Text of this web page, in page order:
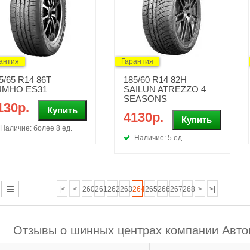
65 R14 86T
ES31
Наличие: более 8 ед.
Гарантия
185/60 R14 82H
SAILUN ATREZZO 4
SEASONS
4130р.
Наличие: 5 ед.
|< < 260261262263264265266267268 > >|
Отзывы о шинных центрах компании